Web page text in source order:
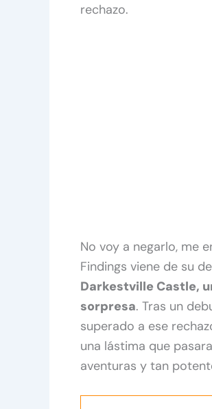
rechazo.
No voy a negarlo, me
Findings viene de su
Darkestville Castle,
sorpresa. Tras un
superado a ese
una lástima que
aventuras y tan